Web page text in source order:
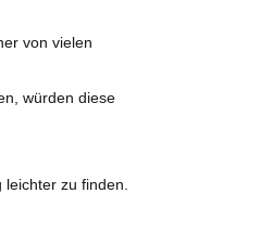
von vielen
würden diese
leichter zu finden.